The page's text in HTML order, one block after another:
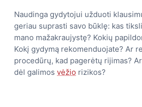
Naudinga gydytojui užduoti
geriau suprasti savo būklę: kas
mano mažakraujystę? Kokių
Kokį gydymą rekomenduojate? Ar
procedūrų, kad pagerėtų rijimas?
dėl galimos vėžio rizikos?